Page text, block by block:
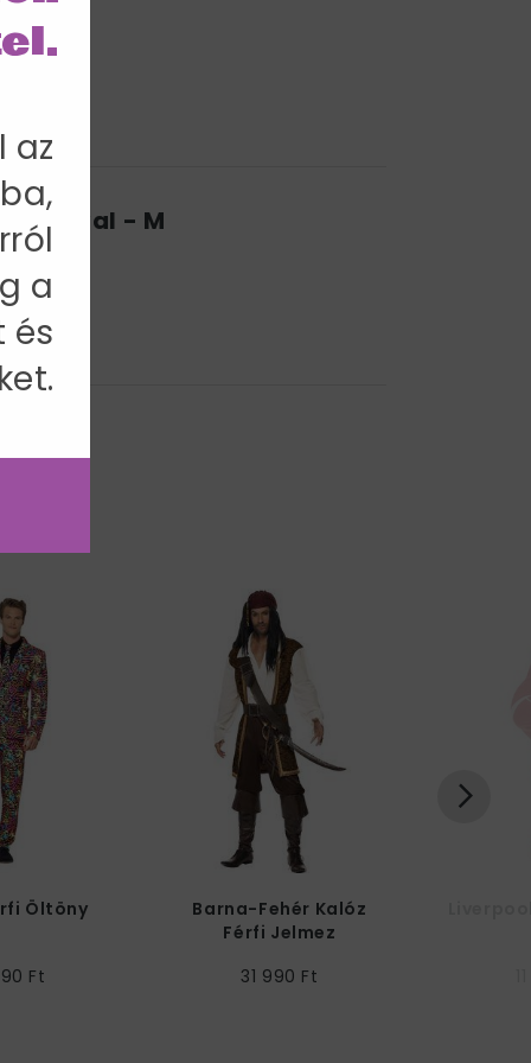
- M
Öltöny
Ft
Barna-Fehér Kalóz
Férfi Jelmez
31 990 Ft
az
a
és